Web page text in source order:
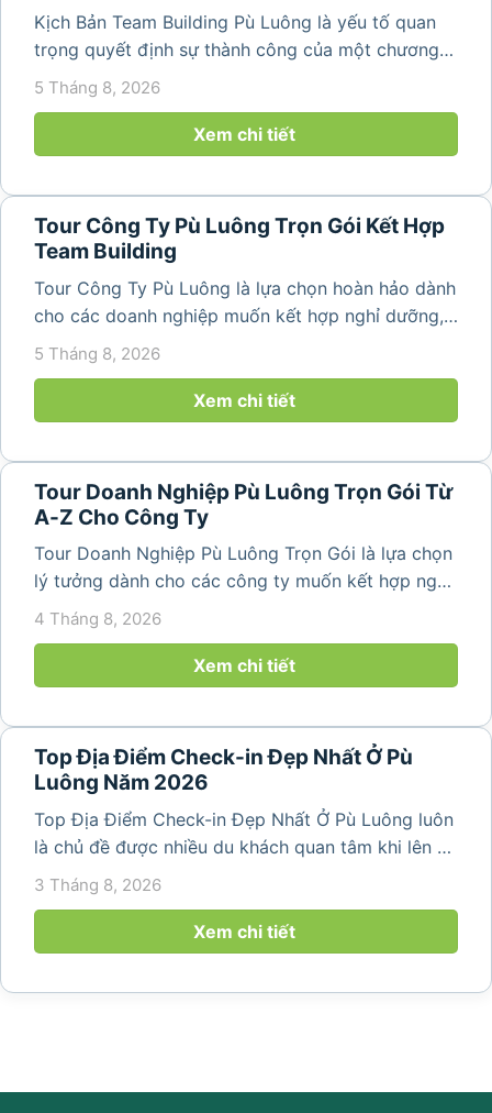
Kịch Bản Team Building Pù Luông là yếu tố quan
trọng quyết định sự thành công của một chương
trình du lịch doanh nghiệp. Một kịch bản được xây
giây vui vẻ, sôi động mà còn...
5 Tháng 8, 2026
Xem chi tiết
Tour Công Ty Pù Luông Trọn Gói Kết Hợp
Team Building
Tour Công Ty Pù Luông là lựa chọn hoàn hảo dành
cho các doanh nghiệp muốn kết hợp nghỉ dưỡng,
team building và gắn kết tập thể trong không gian
thiên nhiên trong lành. Chỉ cách Hà Nội và Thanh
Hóa vài giờ di chuyển,...
5 Tháng 8, 2026
Xem chi tiết
Tour Doanh Nghiệp Pù Luông Trọn Gói Từ
A-Z Cho Công Ty
Tour Doanh Nghiệp Pù Luông Trọn Gói là lựa chọn
lý tưởng dành cho các công ty muốn kết hợp nghỉ
dưỡng, gắn kết đội ngũ và tái tạo năng lượng sau
thiên nhiên trong lành,...
4 Tháng 8, 2026
Xem chi tiết
Top Địa Điểm Check-in Đẹp Nhất Ở Pù
Luông Năm 2026
Top Địa Điểm Check-in Đẹp Nhất Ở Pù Luông luôn
là chủ đề được nhiều du khách quan tâm khi lên kế
hoạch khám phá vùng đất thiên nhiên nổi tiếng
của Thanh Hóa. Với ruộng bậc thang trải dài, bản
làng yên bình, thác...
3 Tháng 8, 2026
Xem chi tiết